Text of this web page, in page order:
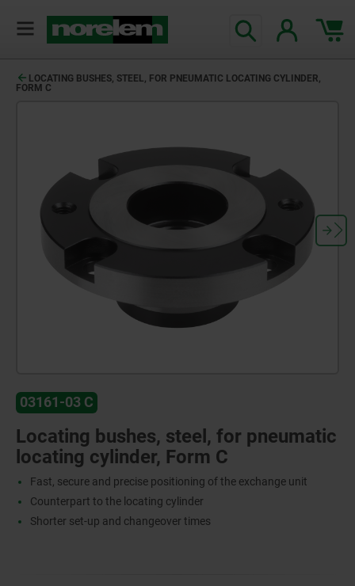
LOCATING BUSHES, STEEL, FOR PNEUMATIC LOCATING CYLINDER,
FORM C
03161-03 C
Locating bushes, steel, for pneumatic
locating cylinder, Form C
Fast, secure and precise positioning of the exchange unit
Counterpart to the locating cylinder
Shorter set-up and changeover times